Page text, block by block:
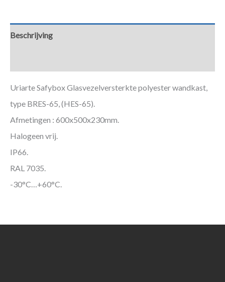
Beschrijving
Uriarte Safybox Glasvezelversterkte polyester wandkast,
type BRES-65, (HES-65).
Afmetingen : 600x500x230mm.
Halogeen vrij.
IP66.
RAL 7035.
-30°C…+60°C.